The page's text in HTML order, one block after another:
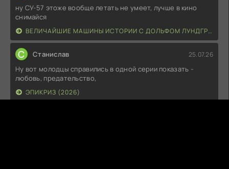
ну СУ-57 этоже вообще летать не умеет, лучше в кино
снимайся
ВЕЛИЧАЙШИЕ МАШИНЫ ИСТОРИИ С ДОЛЬФОМ ЛУНДГРЕНОМ (2026)
С Станислав 25.07.26
Ну вот молодцы справились в одной серии показать -
любовь, предательство,
ЭПИКРИЗ (2026)